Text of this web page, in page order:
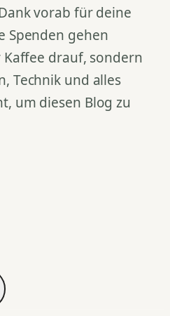
vorab für deine
Spenden gehen
drauf, sondern
Technik und alles
um diesen Blog zu